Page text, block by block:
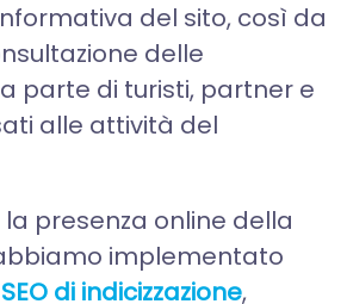
del sito, così da
delle
parte di turisti, partner e
alle attività del
presenza online della
implementato
di indicizzazione,